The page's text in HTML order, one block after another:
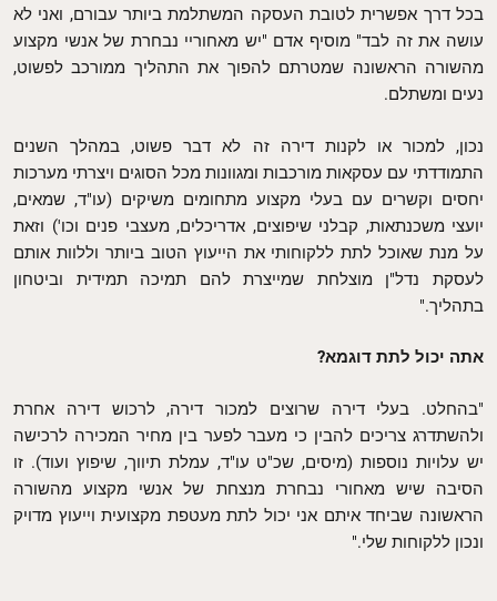
בכל דרך אפשרית לטובת העסקה המשתלמת ביותר עבורם, ואני לא
עושה את זה לבד" מוסיף אדם "יש מאחוריי נבחרת של אנשי מקצוע
מהשורה הראשונה שמטרתם להפוך את התהליך ממורכב לפשוט,
נעים ומשתלם.
נכון, למכור או לקנות דירה זה לא דבר פשוט, במהלך השנים
התמודדתי עם עסקאות מורכבות ומגוונות מכל הסוגים ויצרתי מערכות
יחסים וקשרים עם בעלי מקצוע מתחומים משיקים (עו"ד, שמאים,
יועצי משכנתאות, קבלני שיפוצים, אדריכלים, מעצבי פנים וכו') וזאת
על מנת שאוכל לתת ללקוחותי את הייעוץ הטוב ביותר וללוות אותם
לעסקת נדל"ן מוצלחת שמייצרת להם תמיכה תמידית וביטחון
בתהליך."
אתה יכול לתת דוגמא?
"בהחלט. בעלי דירה שרוצים למכור דירה, לרכוש דירה אחרת
ולהשתדרג צריכים להבין כי מעבר לפער בין מחיר המכירה לרכישה
יש עלויות נוספות (מיסים, שכ"ט עו"ד, עמלת תיווך, שיפוץ ועוד). זו
הסיבה שיש מאחורי נבחרת מנצחת של אנשי מקצוע מהשורה
הראשונה שביחד איתם אני יכול לתת מעטפת מקצועית וייעוץ מדויק
ונכון ללקוחות שלי."